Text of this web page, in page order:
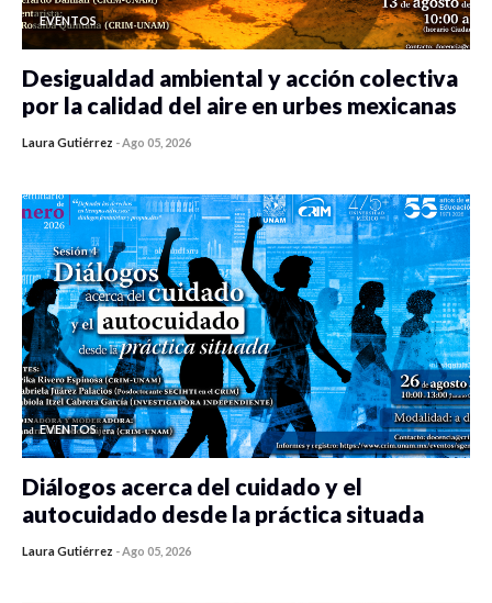
EVENTOS
Desigualdad ambiental y acción colectiva
por la calidad del aire en urbes mexicanas
Laura Gutiérrez -Ago 05, 2026
EVENTOS
Diálogos acerca del cuidado y el
autocuidado desde la práctica situada
Laura Gutiérrez -Ago 05, 2026